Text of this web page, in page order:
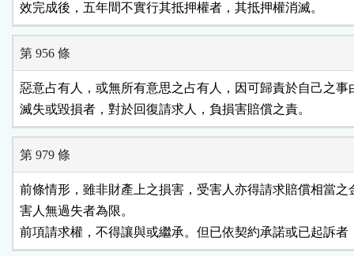
效完成後，五年間不實行其抵押權者，其抵押權消滅。
第 956 條
惡意占有人，或無所有意思之占有人，因可歸責於自己之事
滅失或毀損者，對於回復請求人，負損害賠償之責。
第 979 條
前條情形，雖非財產上之損害，受害人亦得請求賠償相當之
害人無過失者為限。
前項請求權，不得讓與或繼承。但已依契約承諾或已起訴者